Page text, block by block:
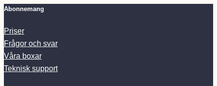
Abonnemang
Priser
Frågor och svar
Våra boxar
Teknisk support